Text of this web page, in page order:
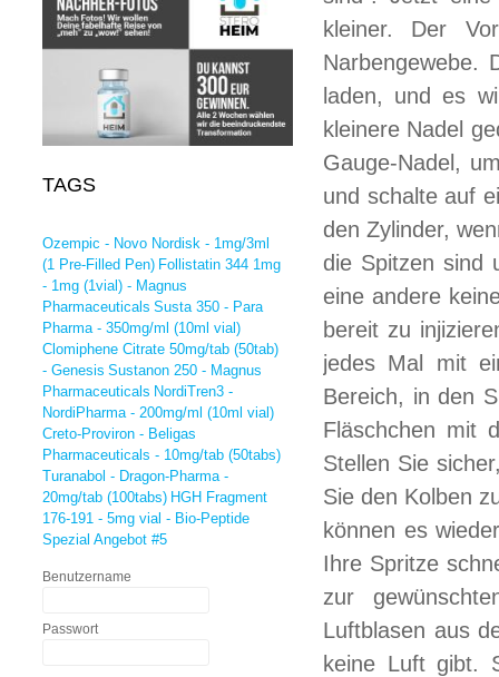
kleiner. Der
Narbengewebe.
laden, und es
kleinere Nadel
Gauge-Nadel,
und schalte auf
den Zylinder,
die Spitzen sind
eine andere
bereit zu
jedes Mal mit
Bereich, in den
Fläschchen mit
Stellen Sie
Sie den Kolben
können es
Ihre Spritze
zur
Luftblasen aus
keine Luft gibt.
TAGS
Ozempic - Novo Nordisk - 1mg/3ml
(1 Pre-Filled Pen) Follistatin 344 1mg
- 1mg (1vial) - Magnus
Pharmaceuticals Susta 350 - Para
Pharma - 350mg/ml (10ml vial)
Clomiphene Citrate 50mg/tab (50tab)
- Genesis Sustanon 250 - Magnus
Pharmaceuticals NordiTren3 -
NordiPharma - 200mg/ml (10ml vial)
Creto-Proviron - Beligas
Pharmaceuticals - 10mg/tab (50tabs)
Turanabol - Dragon-Pharma -
20mg/tab (100tabs) HGH Fragment
176-191 - 5mg vial - Bio-Peptide
Spezial Angebot #5
Benutzername
Passwort